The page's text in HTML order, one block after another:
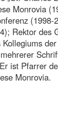
Monrovia
Rektor des
ist Pfarrer
Monrovia.